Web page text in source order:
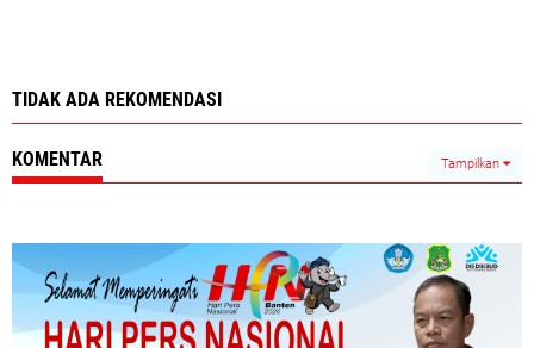
TIDAK ADA REKOMENDASI
KOMENTAR Tampilkan